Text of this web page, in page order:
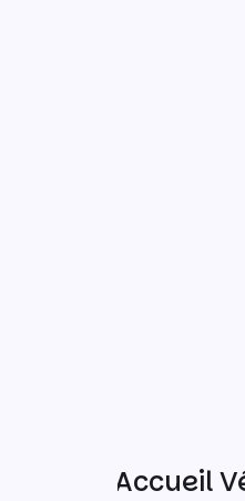
Autres Accueil